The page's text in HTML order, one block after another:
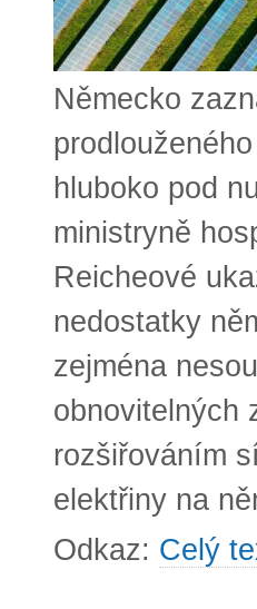
Německo
hluboko pod
ministryně
Reicheové
nedostatky
zejména
obnovitelných
rozšiřováním
elektřiny na
Odkaz: Celý